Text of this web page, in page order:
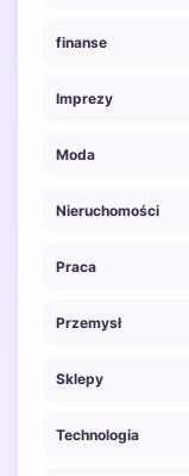
finanse
Imprezy
Moda
Nieruchomości
Praca
Przemysł
Sklepy
Technologia